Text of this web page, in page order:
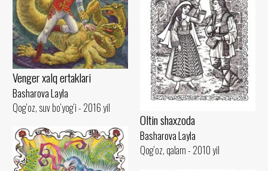
Venger xalq ertaklari
Basharova Layla
Qog‘oz, suv bo‘yog‘i - 2016 yil
Oltin shaxzoda
Basharova Layla
Qog‘oz, qalam - 2010 yil